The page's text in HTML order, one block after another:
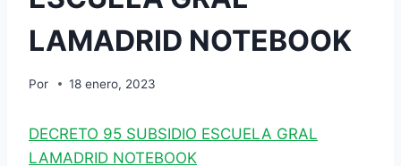
LAMADRID NOTEBOOK
Por 18 enero, 2023
DECRETO 95 SUBSIDIO ESCUELA GRAL
LAMADRID NOTEBOOK